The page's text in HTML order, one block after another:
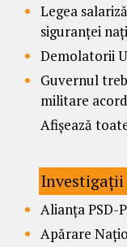
Legea
siguranței
Demolatorii
Guvernul
militare
Afișează
Investigații
Alianța PSD-
Apărare